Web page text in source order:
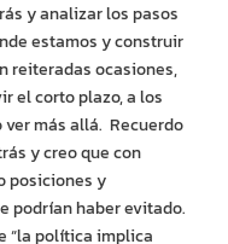
y analizar los pasos
estamos y construir
reiteradas ocasiones,
el corto plazo, a los
más allá. Recuerdo
y creo que con
posiciones y
podrían haber evitado.
“la política implica